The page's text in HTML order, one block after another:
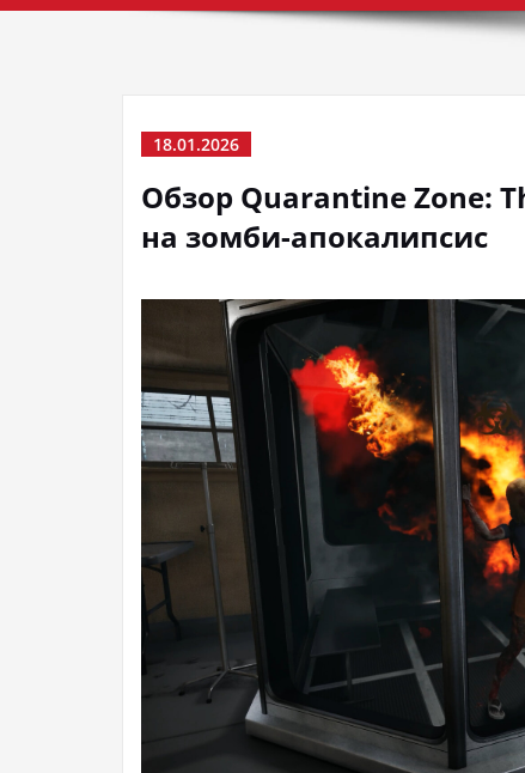
18.01.2026
Обзор Quarantine Zone:
на зомби-апокалипсис